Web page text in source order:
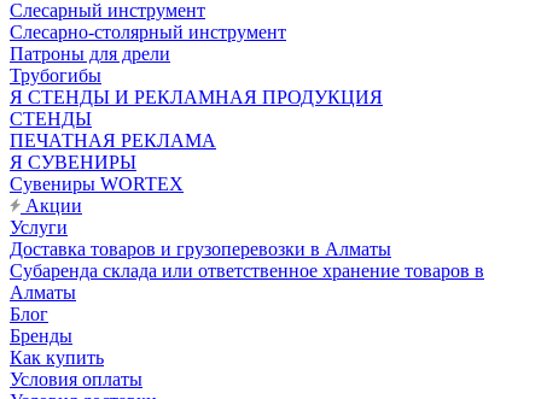
Слесарный инструмент
Слесарно-столярный инструмент
Патроны для дрели
Трубогибы
Я СТЕНДЫ И РЕКЛАМНАЯ ПРОДУКЦИЯ
СТЕНДЫ
ПЕЧАТНАЯ РЕКЛАМА
Я СУВЕНИРЫ
Сувениры WORTEX
Акции
Услуги
Доставка товаров и грузоперевозки в Алматы
Субаренда склада или ответственное хранение товаров в
Алматы
Блог
Бренды
Как купить
Условия оплаты